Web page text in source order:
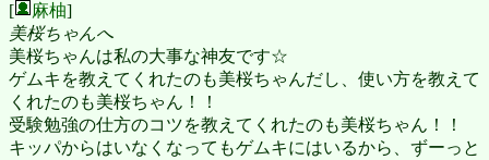
[ 麻柚]
美桜ちゃんへ
美桜ちゃんは私の大事な神友です☆
ゲムキを教えてくれたのも美桜ちゃんだし、使い方を教えて
くれたのも美桜ちゃん！！
受験勉強の仕方のコツを教えてくれたのも美桜ちゃん！！
キッパからはいなくなってもゲムキにはいるから、ずーっと